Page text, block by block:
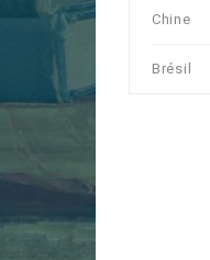
Chine
Brésil